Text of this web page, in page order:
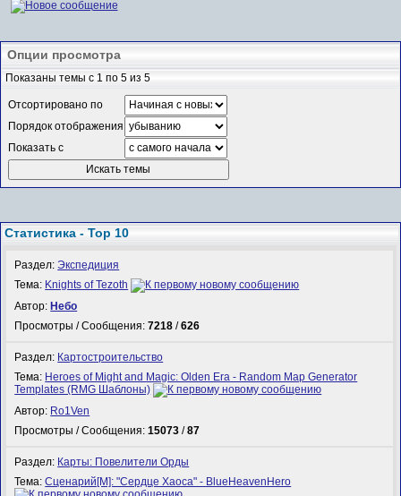
Опции просмотра
Показаны темы с 1 по 5 из 5
Отсортировано по
Порядок отображения
Показать с
Статистика - Top 10
Раздел:Экспедиция
Тема: Knights of Tezoth
Автор: Небо
Просмотры / Сообщения:7218 /626
Раздел: Картостроительство
Тема: Heroes of Might and Magic: Olden Era - Random Map Generator
Templates (RMG Шаблоны)
Автор: Ro1Ven
Просмотры / Сообщения:15073 /87
Раздел: Карты: Повелители Орды
Тема:Сценарий[M]: "Сердце Хаоса" - BlueHeavenHero